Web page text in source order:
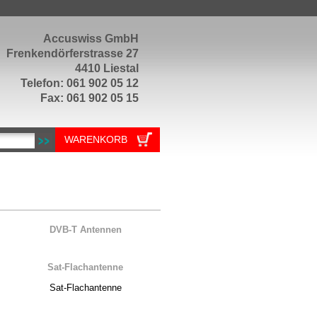
Accuswiss GmbH
Frenkendörferstrasse 27
4410 Liestal
Telefon: 061 902 05 12
Fax: 061 902 05 15
WARENKORB
DVB-T Antennen
Sat-Flachantenne
Sat-Flachantenne